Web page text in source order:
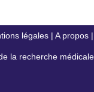
légales| A propos|
la recherche